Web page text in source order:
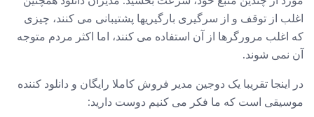
اغلب از توقف و از سرگیری بارگیریها پشتیبانی می کنند، چیزی
که اغلب مرورگرها از آن استفاده می کنند، اما اکثر مردم متوجه
آن نمی شوند.
در اینجا تقریبا یک دوجین مدیر فروش کاملا رایگان و دانلود کننده
موسیقی است که ما فکر می کنیم دوست دارید: